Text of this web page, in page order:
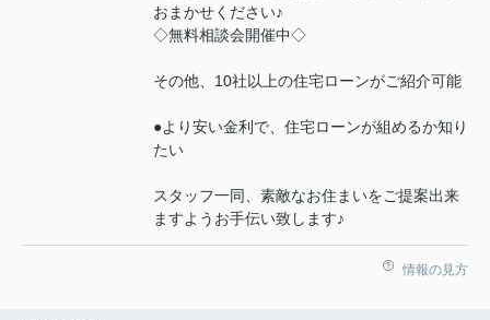
おまかせください♪
◇無料相談会開催中◇
その他、10社以上の住宅ローンがご紹介可能
●より安い金利で、住宅ローンが組めるか知り
たい
スタッフ一同、素敵なお住まいをご提案出来
ますようお手伝い致します♪
情報の見方